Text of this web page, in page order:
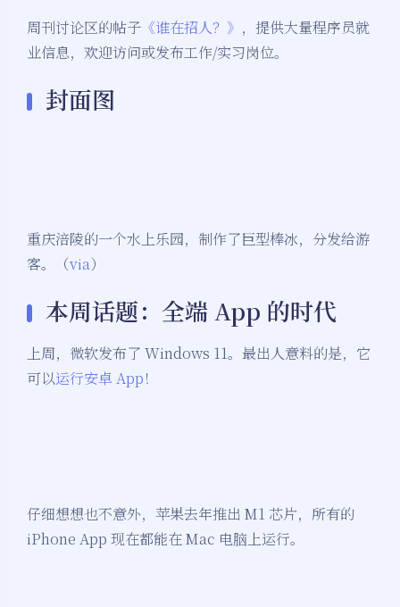
周刊讨论区的帖子 《谁在招人？》 ，提供大量程序员就
业信息，欢迎访问或发布工作/实习岗位。
封面图
重庆涪陵的一个水上乐园，制作了巨型棒冰，分发给游
客。（via）
本周话题：全端 App 的时代
上周，微软发布了 Windows 11。最出人意料的是，它
可以运行安卓 App！
仔细想想也不意外，苹果去年推出 M1 芯片，所有的
iPhone App 现在都能在 Mac 电脑上运行。